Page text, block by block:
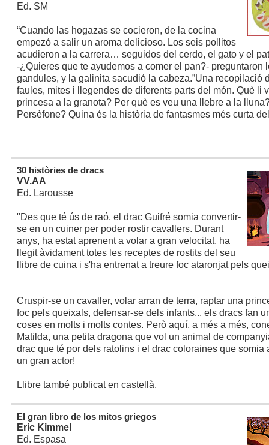
Ed. SM
“Cuando las hogazas se cocieron, de la cocina
empezó a salir un aroma delicioso. Los seis pollitos
acudieron a la carrera… seguidos del cerdo, el gato y el
-¿Quieres que te ayudemos a comer el pan?- preguntaron
gandules, y la galinita sacudió la cabeza.”Una recopilació
faules, mites i llegendes de diferents parts del món. Què li
princesa a la granota? Per què es veu una llebre a la
Persèfone? Quina és la història de fantasmes més curta
30 històries de dracs
VV.AA
Ed. Larousse
"Des que té ús de raó, el drac Guifré somia convertir-
se en un cuiner per poder rostir cavallers. Durant
anys, ha estat aprenent a volar a gran velocitat, ha
llegit àvidament totes les receptes de rostits del seu
llibre de cuina i s'ha entrenat a treure foc ataronjat pels
Cruspir-se un cavaller, volar arran de terra, raptar una
foc pels queixals, defensar-se dels infants... els dracs fan
coses en molts i molts contes. Però aquí, a més a més,
Matilda, una petita dragona que vol un animal de
drac que té por dels ratolins i el drac coloraines que somia
un gran actor!
Llibre també publicat en castellà.
El gran libro de los mitos griegos
Eric Kimmel
Ed. Espasa